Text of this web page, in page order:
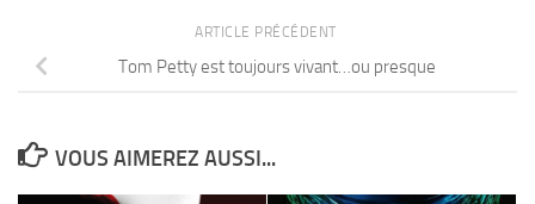
ARTICLE PRÉCÉDENT
Tom Petty est toujours vivant…ou presque
VOUS AIMEREZ AUSSI...